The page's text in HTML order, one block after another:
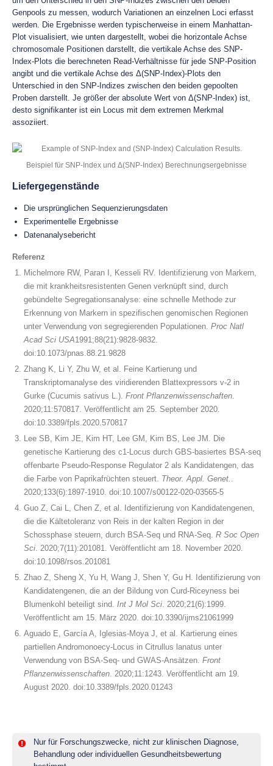
Genpools zu messen, wodurch Variationen an einzelnen Loci erfasst
werden. Die Ergebnisse werden typischerweise in einem Manhattan-
Plot visualisiert, wie unten dargestellt, wobei die horizontale Achse
chromosomale Positionen darstellt, die vertikale Achse des SNP-
Index-Plots die berechneten Read-Verhältnisse für jede SNP-Position
angibt und die vertikale Achse des Δ(SNP-Index)-Plots den
Unterschied in den SNP-Indizes zwischen den beiden gepoolten
Proben darstellt. Je größer der absolute Wert von Δ(SNP-Index) ist,
desto signifikanter ist ein Locus mit dem extremen Merkmal
assoziiert.
Beispiel für SNP-Index und Δ(SNP-Index) Berechnungsergebnisse
Liefergegenstände
Die ursprünglichen Sequenzierungsdaten
Experimentelle Ergebnisse
Datenanalysebericht
Referenz
Michelmore RW, Paran I, Kesseli RV. Identifizierung von Markern,
die mit krankheitsresistenten Genen verknüpft sind, durch
gebündelte Segregationsanalyse: eine schnelle Methode zur
Erkennung von Markern in spezifischen genomischen Regionen
unter Verwendung von segregierenden Populationen. Proc Natl
Acad Sci USA1991;88(21):9828-9832.
doi:10.1073/pnas.88.21.9828
Zhang K, Li Y, Zhu W, et al. Feine Kartierung und
Transkriptomanalyse des viridierenden Blattexpressors v-2 in
Gurke (Cucumis sativus L.). Front Pflanzenwissenschaften.
2020;11:570817. Veröffentlicht am 25. September 2020.
doi:10.3389/fpls.2020.570817
Lee SB, Kim JE, Kim HT, Lee GM, Kim BS, Lee JM. Die
genetische Kartierung des c1-Locus durch GBS-basiertes BSA-seq
offenbarte Pseudo-Response Regulator 2 als Kandidatengen, das
die Farbe von Paprikafrüchten steuert. Theor. Appl. Genet. .
2020;133(6):1897-1910. doi:10.1007/s00122-020-03565-5
Guo Z, Cai L, Chen Z, et al. Identifizierung von Kandidatengenen,
die die Kältetoleranz von Reis in der kalten Region in der
Schossphase steuern, durch BSA-Seq und RNA-Seq. R Soc Open
Sci. 2020;7(11):201081. Veröffentlicht am 18. November 2020.
doi:10.1098/rsos.201081
Zhao Z, Sheng X, Yu H, Wang J, Shen Y, Gu H. Identifizierung von
Kandidatengenen, die an der Bildung von Curd-Riceyness bei
Blumenkohl beteiligt sind. Int J Mol Sci. 2020;21(6):1999.
Veröffentlicht am 15. März 2020. doi:10.3390/ijms21061999
Aguado E, García A, Iglesias-Moya J, et al. Kartierung eines
partiellen Andromonoecy-Locus in Citrullus lanatus unter
Verwendung von BSA-Seq- und GWAS-Ansätzen. Front
Pflanzenwissenschaften. 2020;11:1243. Veröffentlicht am 19.
August 2020. doi:10.3389/fpls.2020.01243
Nur für Forschungszwecke, nicht zur klinischen Diagnose,
Behandlung oder individuellen Gesundheitsbewertung